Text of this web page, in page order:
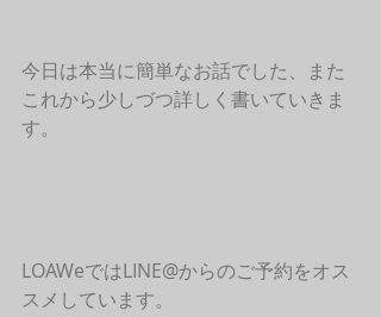
今日は本当に簡単なお話でした、また
これから少しづつ詳しく書いていきま
す。
LOAWeではLINE@からのご予約をオス
スメしています。